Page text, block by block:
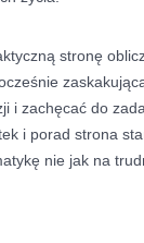
stronę
i zachęcać do
i porad strona
nie jak na